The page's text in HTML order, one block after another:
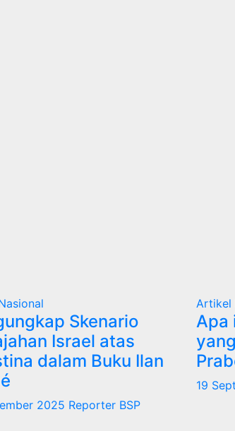
Skenario
Israel atas
dalam Buku Ilan
2025 Reporter BSP
Artikel
Apa
19